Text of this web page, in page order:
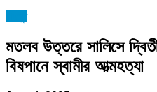
মতলব উত্তরে সালিসে
বিষপানে স্বামীর আত্মহত্যা